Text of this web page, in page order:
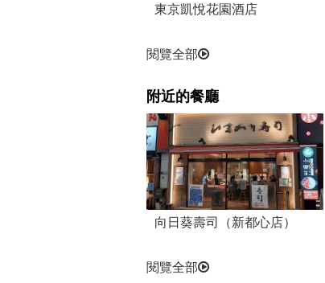
東京凱悅花園酒店
東新宿E飯店
閱覽全部
附近的餐廳
向日葵壽司（新都心店）
閱覽全部